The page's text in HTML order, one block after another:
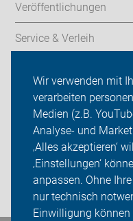
Wir verwenden mit
verarbeiten
Medien (z.B.
Analyse- und
‚Alles akzeptieren‘
‚Einstellungen‘
anpassen. Ohne
nur technisch
Einwilligung können
Veröffentlichungen
Service & Verleih
ADFC Dortmund
Sei dabei
Presse
Login